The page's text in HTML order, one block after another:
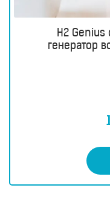
H2 Genius
генератор